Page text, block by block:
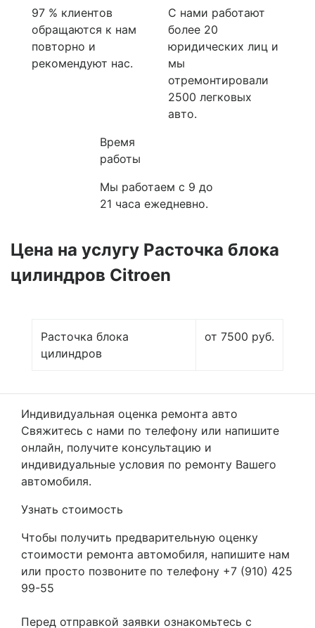
97 % клиентов
обращаются к нам
повторно и
рекомендуют нас.
С нами работают
более 20
юридических лиц и
мы
отремонтировали
2500 легковых
авто.
Время
работы
Мы работаем с 9 до
21 часа ежедневно.
Цена на услугу Расточка блока
цилиндров Citroen
Расточка блока
цилиндров
от 7500 руб.
Индивидуальная оценка ремонта авто
Свяжитесь с нами по телефону или напишите
онлайн, получите консультацию и
индивидуальные условия по ремонту Вашего
автомобиля.
Узнать стоимость
Чтобы получить предварительную оценку
стоимости ремонта автомобиля, напишите нам
или просто позвоните по телефону +7 (910) 425
99-55
Перед отправкой заявки ознакомьтесь с